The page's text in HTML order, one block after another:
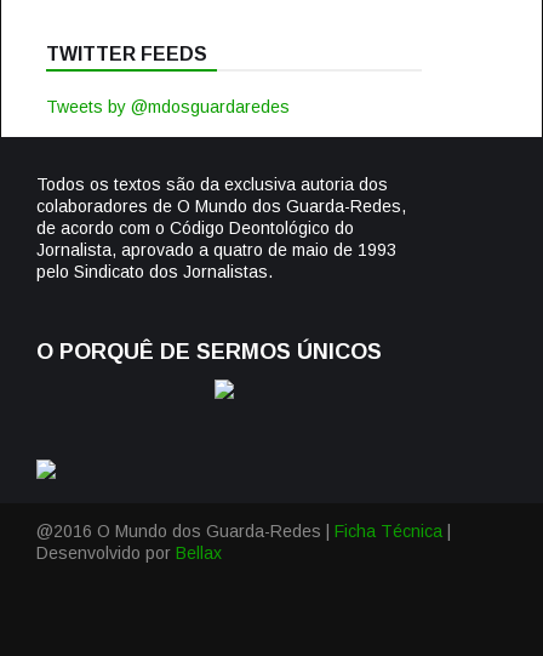
TWITTER FEEDS
Tweets by @mdosguardaredes
Todos os textos são da exclusiva autoria dos
colaboradores de O Mundo dos Guarda-Redes,
de acordo com o Código Deontológico do
Jornalista, aprovado a quatro de maio de 1993
pelo Sindicato dos Jornalistas.
O PORQUÊ DE SERMOS ÚNICOS
@2016 O Mundo dos Guarda-Redes | Ficha Técnica
Desenvolvido por Bellax